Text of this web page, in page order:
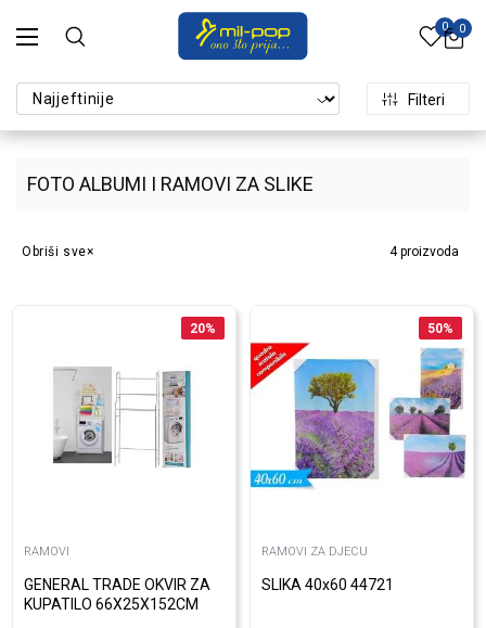
0 0
FOTO ALBUMI I RAMOVI ZA SLIKE
Filteri
4proizvoda
Obriši sve
20%
RAMOVI
GENERAL TRADE OKVIR ZA
KUPATILO 66X25X152CM
50%
RAMOVI ZA DJECU
SLIKA 40x60 44721